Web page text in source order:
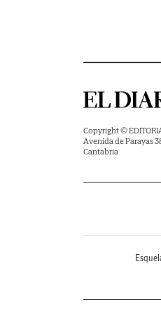
Copyright ©
Avenida de Parayas
Cantabria